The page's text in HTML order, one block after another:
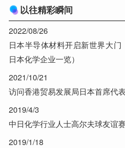
以往精彩瞬间
2022/08/26
日本半导体材料开启新世界大
日本化学企业一览）
2021/10/21
访问香港贸易发展局日本首席代
2019/4/3
中日化学行业人士高尔夫球友谊赛
2019/1/18